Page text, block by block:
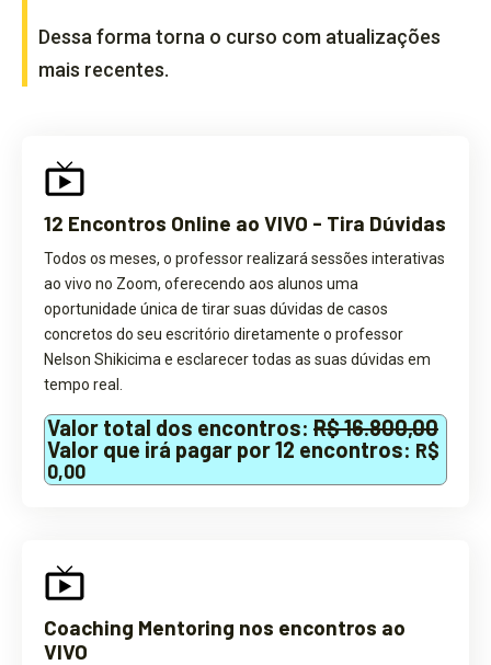
Dessa forma torna o curso com atualizações
mais recentes.
12 Encontros Online ao VIVO - Tira Dúvidas
Todos os meses, o professor realizará sessões interativas
ao vivo no Zoom, oferecendo aos alunos uma
oportunidade única de tirar suas dúvidas de casos
concretos do seu escritório diretamente o professor
Nelson Shikicima e esclarecer todas as suas dúvidas em
tempo real.
Valor total dos encontros: R$ 16.800,00
Valor que irá pagar por 12 encontros: R$
0,00
Coaching Mentoring nos encontros ao
VIVO